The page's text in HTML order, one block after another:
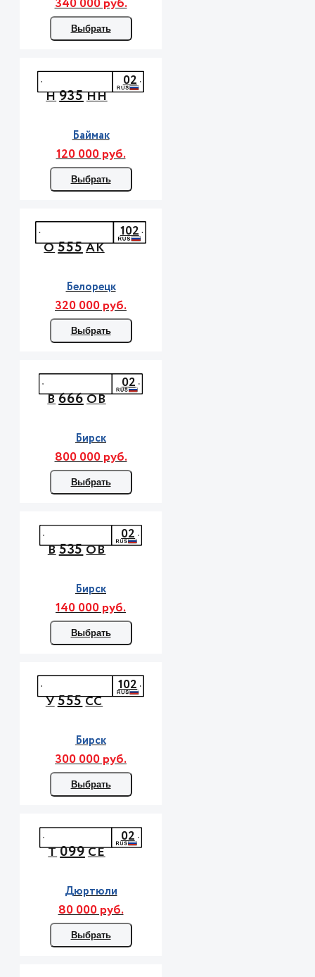
Выбрать
Н935НН
02
Баймак
120 000 руб.
Выбрать
О555АК
102
Белорецк
320 000 руб.
Выбрать
В666ОВ
02
Бирск
800 000 руб.
Выбрать
В535ОВ
02
Бирск
140 000 руб.
Выбрать
У555СС
102
Бирск
300 000 руб.
Выбрать
Т099СЕ
02
Дюртюли
80 000 руб.
Выбрать